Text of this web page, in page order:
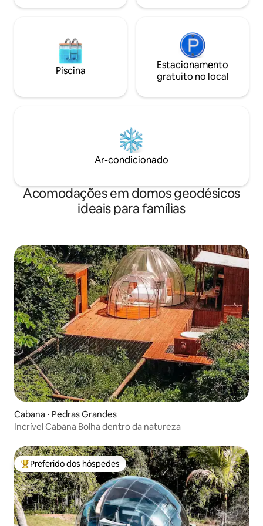
Piscina
Estacionamento
gratuito no local
Ar-condicionado
Acomodações em domos geodésicos
ideais para famílias
Cabana ⋅ Pedras Grandes
Incrível Cabana Bolha dentro da natureza
Entre os melhores preferidos dos hóspedes
Preferido dos hóspedes